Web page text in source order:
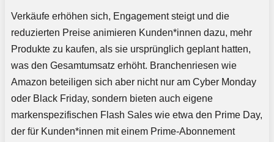
Verkäufe erhöhen sich, Engagement steigt und die
reduzierten Preise animieren Kunden*innen dazu, mehr
Produkte zu kaufen, als sie ursprünglich geplant hatten,
was den Gesamtumsatz erhöht. Branchenriesen wie
Amazon beteiligen sich aber nicht nur am Cyber Monday
oder Black Friday, sondern bieten auch eigene
markenspezifischen Flash Sales wie etwa den Prime Day,
der für Kunden*innen mit einem Prime-Abonnement